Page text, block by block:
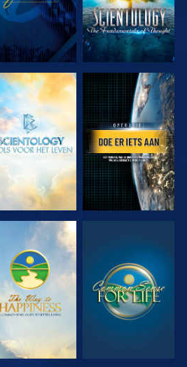
VERKEN DE
SERIE
KIJK
KIJK KIJK